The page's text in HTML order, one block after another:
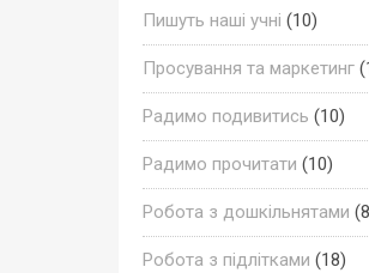
Пишуть наші учні (10)
Просування та маркетинг
Радимо подивитись (10)
Радимо прочитати (10)
Робота з дошкільнятами
Робота з підлітками (18)